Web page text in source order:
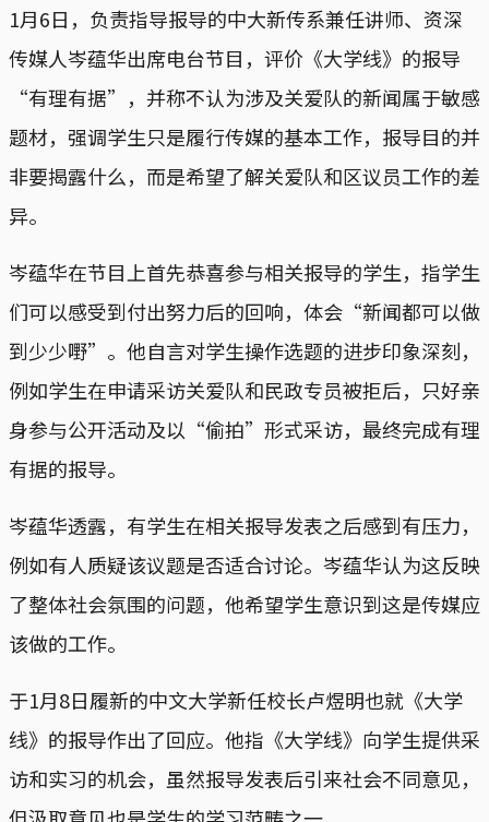
1月6日，负责指导报导的中大新传系兼任讲师、资深
传媒人岑蕴华出席电台节目，评价《大学线》的报导
“有理有据”，并称不认为涉及关爱队的新闻属于敏感
题材，强调学生只是履行传媒的基本工作，报导目的并
非要揭露什么，而是希望了解关爱队和区议员工作的差
异。
岑蕴华在节目上首先恭喜参与相关报导的学生，指学生
们可以感受到付出努力后的回响，体会“新闻都可以做
到少少嘢”。他自言对学生操作选题的进步印象深刻，
例如学生在申请采访关爱队和民政专员被拒后，只好亲
身参与公开活动及以“偷拍”形式采访，最终完成有理
有据的报导。
岑蕴华透露，有学生在相关报导发表之后感到有压力，
例如有人质疑该议题是否适合讨论。岑蕴华认为这反映
了整体社会氛围的问题，他希望学生意识到这是传媒应
该做的工作。
于1月8日履新的中文大学新任校长卢煜明也就《大学
线》的报导作出了回应。他指《大学线》向学生提供采
访和实习的机会，虽然报导发表后引来社会不同意见，